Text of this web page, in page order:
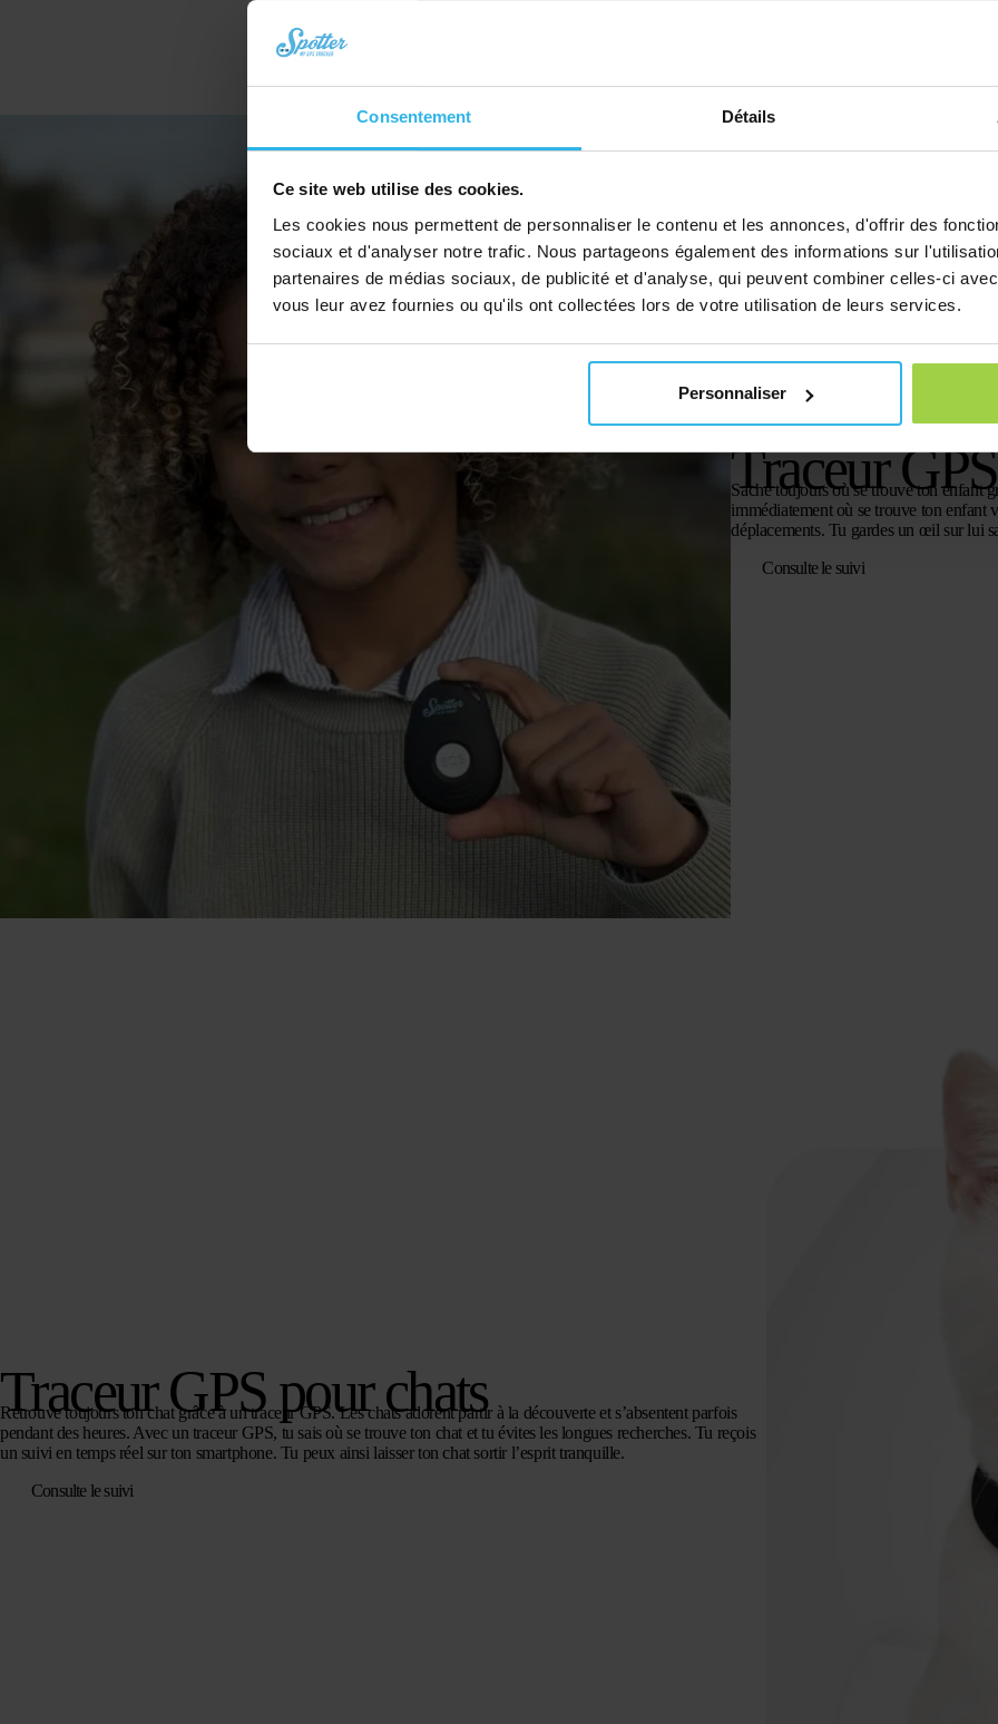
Consentement Détails
Ce site web utilise des cookies.
Les cookies nous permettent de personnaliser le contenu et les annonces, d'offrir des
sociaux et d'analyser notre trafic. Nous partageons également des informations sur
partenaires de médias sociaux, de publicité et d'analyse, qui peuvent combiner celles-ci
vous leur avez fournies ou qu'ils ont collectées lors de votre utilisation de leurs services.
Personnaliser
Traceur
Sache toujours où se trouve ton enfant
immédiatement où se trouve ton enfant
déplacements. Tu gardes un œil sur lui
Consulte le suivi
Traceur GPS pour chats
Retrouve toujours ton chat grâce à un traceur GPS. Les chats adorent partir à la découverte et s’absentent parfois
pendant des heures. Avec un traceur GPS, tu sais où se trouve ton chat et tu évites les longues recherches. Tu reçois
un suivi en temps réel sur ton smartphone. Tu peux ainsi laisser ton chat sortir l’esprit tranquille.
Consulte le suivi